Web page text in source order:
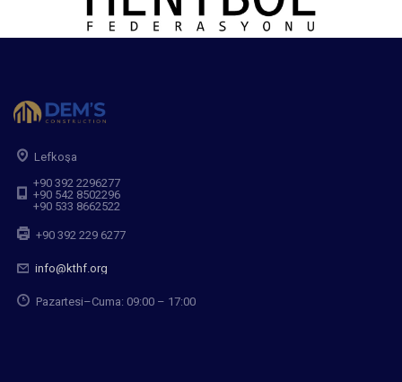
Lefkoşa
+90 392 2296277
+90 542 8502296
+90 533 8662522
+90 392 229 6277
info@kthf.org
Pazartesi–Cuma: 09:00 – 17:00